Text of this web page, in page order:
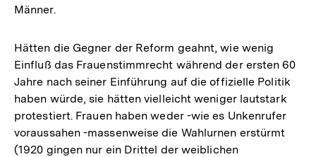
Auflösung
Fußnote
Männer.
Hätten die Gegner der Reform geahnt, wie wenig
Einfluß das Frauenstimmrecht während der ersten 60
Jahre nach seiner Einführung auf die offizielle Politik
haben würde, sie hätten vielleicht weniger lautstark
protestiert. Frauen haben weder -wie es Unkenrufer
voraussahen -massenweise die Wahlurnen erstürmt
(1920 gingen nur ein Drittel der weiblichen